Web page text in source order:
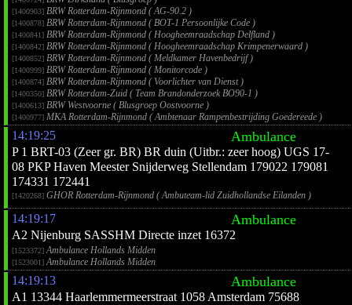
[1400903] BRW Rotterdam-Rijnmond ( AG-90.2 )
[1400878] BRW Rotterdam-Rijnmond ( BOT-1 Persoonlijke Code )
[1400841] BRW Rotterdam-Rijnmond ( Hoogheemraadschap Delfland )
[1400842] BRW Rotterdam-Rijnmond ( Hoogheemraadschap Krimpenerwaard )
[1400852] BRW Rotterdam-Rijnmond ( Meldkamer Havenbedrijf )
[1400999] BRW Rotterdam-Rijnmond ( Monitorcode )
[1400874] BRW Rotterdam-Rijnmond ( Voorlichter van Dienst )
[1400350] BRW Rotterdam-Zuid ( Team Brandonderzoek BO90-1 )
[1400613] BRW Westvoorne ( Blusgroep Oostvoorne )
[1400977] MKA Rotterdam-Rijnmond ( Ambtenaar Rampenbestrijding Goedereede )
14:19:25 Ambulance
P 1 BRT-03 (Zeer gr. BR) BR duin (Uitbr.: zeer hoog) UGS 17-
08 PKP Haven Meester Snijderweg Stellendam 179022 179081
174331 172441
[1420268] GHOR Rotterdam-Rijnmond ( Ambuteam-lid Zuidhollandse Eilanden )
14:19:17 Ambulance
A2 Nijenburg SASSHM Directe inzet 16372
[1523372]Ambulance Hollands Midden
[1523001]Ambulance Hollands Midden
14:19:13 Ambulance
A1 13344 Haarlemmermeerstraat 1058 Amsterdam 75688